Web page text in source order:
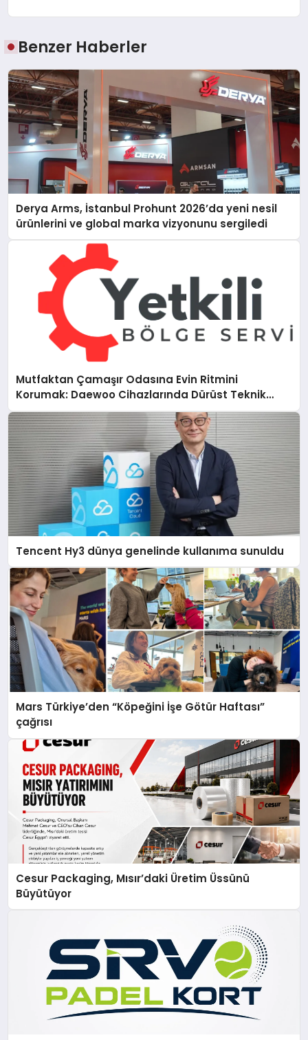
Benzer Haberler
Derya Arms, İstanbul Prohunt 2026’da yeni nesil
ürünlerini ve global marka vizyonunu sergiledi
Mutfaktan Çamaşır Odasına Evin Ritmini
Korumak: Daewoo Cihazlarında Dürüst Teknik
Destek Deneyimi
Tencent Hy3 dünya genelinde kullanıma sunuldu
Mars Türkiye’den “Köpeğini İşe Götür Haftası”
çağrısı
Cesur Packaging, Mısır’daki Üretim Üssünü
Büyütüyor